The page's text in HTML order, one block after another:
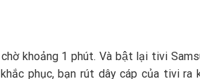
khoảng 1 phút. Và bật lại tivi
phục, bạn rút dây cáp của tivi ra